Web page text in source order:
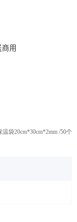
温袋20cm*30cm*2mm /50个
用